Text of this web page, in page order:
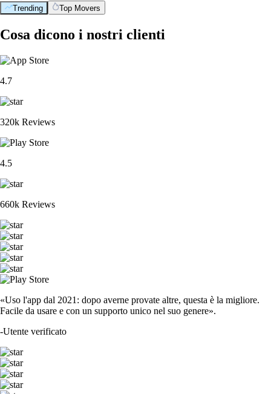
Trending Top Movers
Cosa dicono i nostri clienti
4.7
320k Reviews
4.5
660k Reviews
«Uso l'app dal 2021: dopo averne provate altre, questa è la migliore.
Facile da usare e con un supporto unico nel suo genere».
-Utente verificato